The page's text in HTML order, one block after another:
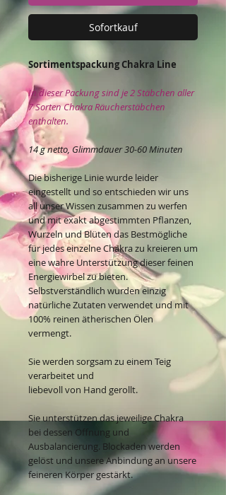
Sofortkauf
Sortimentspackung Chakra Line
In dieser Packung sind je 2 Stäbchen aller
7 Sorten Chakra Räucherstäbchen
enthalten.
14 g netto, Glimmdauer 30-60 Minuten
Die bisherige Linie wurde leider
eingestellt und so entschieden wir uns
all unser Wissen zusammen zu werfen
und mit exakt abgestimmten Pflanzen,
Wurzeln und Blüten das Bestmögliche
für jedes einzelne Chakra zu kreieren um
eine wahre Unterstützung dieser feinen
Energiewirbel zu bieten.
Selbstverständlich wurden einzig
natürliche Zutaten verwendet und mit
100% reinen ätherischen Ölen
vermengt.
Sie werden sorgsam zu einem Teig
verarbeitet und
liebevoll von Hand gerollt.
Sie unterstützen das jeweilige Chakra
bei dessen Öffnung und
Ausbalancierung. Blockaden werden
gelöst und unsere Anbindung an unsere
feineren Körper gestärkt.